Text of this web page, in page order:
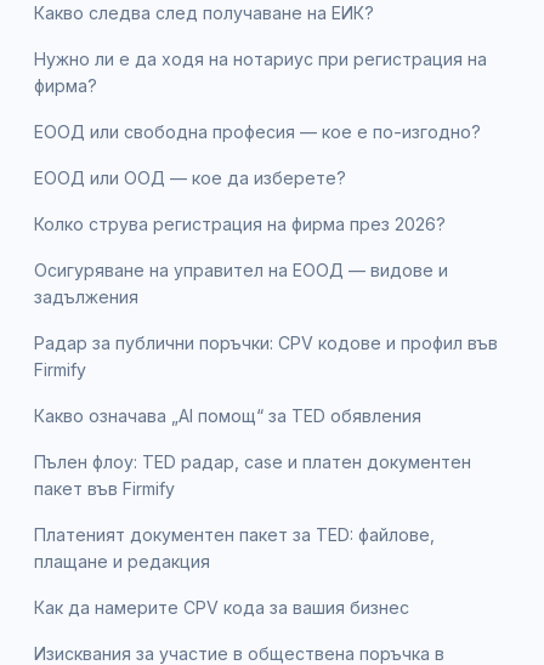
Какво следва след получаване на ЕИК?
Нужно ли е да ходя на нотариус при регистрация на
фирма?
ЕООД или свободна професия — кое е по-изгодно?
ЕООД или ООД — кое да изберете?
Колко струва регистрация на фирма през 2026?
Осигуряване на управител на ЕООД — видове и
задължения
Радар за публични поръчки: CPV кодове и профил във
Firmify
Какво означава „AI помощ“ за TED обявления
Пълен флоу: TED радар, case и платен документен
пакет във Firmify
Платеният документен пакет за TED: файлове,
плащане и редакция
Как да намерите CPV кода за вашия бизнес
Изисквания за участие в обществена поръчка в